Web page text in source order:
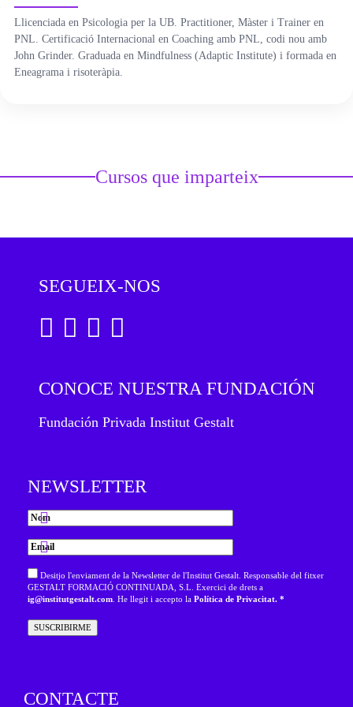
ÀREA DE CORPORAL
ÀREA DE PEDAGOGIA SISTÈMICA
Llicenciada en Psicologia per la UB. Practitioner, Màster i Trainer en
PNL. Certificació Internacional en Coaching amb PNL, codi nou amb
John Grinder. Graduada en Mindfulness (Adaptic Institute) i formada en
Eneagrama i risoteràpia.
Cursos que imparteix
SEGUEIX-NOS
CONOCE NUESTRA FUNDACIÓN
Fundación Privada Institut Gestalt
NEWSLETTER
Desitjo l'enviament de la Newsletter de l'Institut Gestalt. Responsable del fitxer
GESTALT FORMACIÓ CONTINUADA, S.L. Exercici de drets a
ig@institutgestalt.com . He llegit i accepto la Política de Privacitat. *
CONTACTE